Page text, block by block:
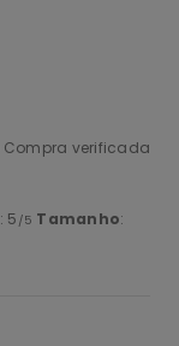
Compra verificada
: 5 /5 Tamanho: